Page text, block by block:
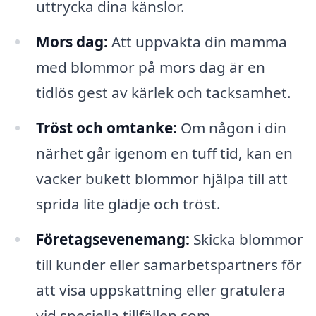
uttrycka dina känslor.
Mors dag: Att uppvakta din mamma
med blommor på mors dag är en
tidlös gest av kärlek och tacksamhet.
Tröst och omtanke: Om någon i din
närhet går igenom en tuff tid, kan en
vacker bukett blommor hjälpa till att
sprida lite glädje och tröst.
Företagsevenemang: Skicka blommor
till kunder eller samarbetspartners för
att visa uppskattning eller gratulera